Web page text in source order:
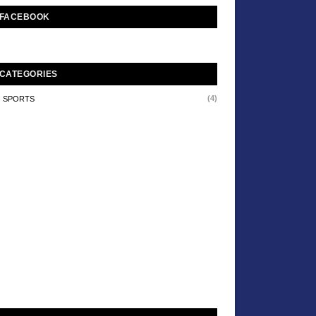
FACEBOOK
CATEGORIES
SPORTS (4)